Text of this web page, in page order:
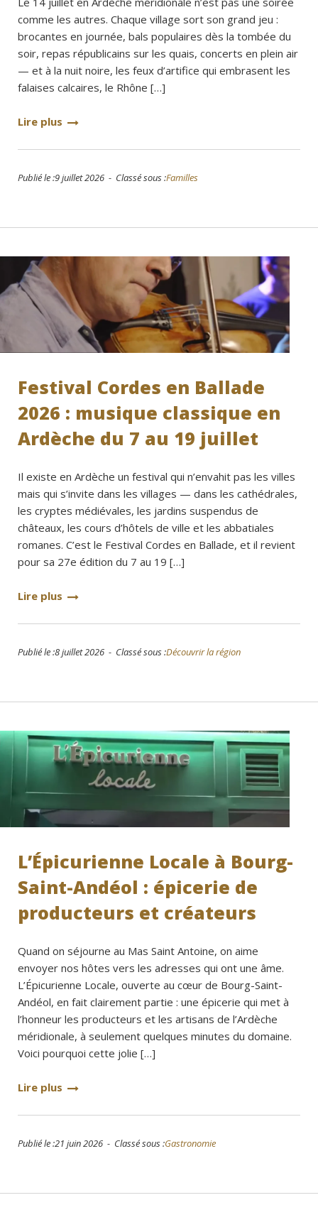
comme les autres. Chaque village sort son grand jeu :
brocantes en journée, bals populaires dès la tombée du
soir, repas républicains sur les quais, concerts en plein air
— et à la nuit noire, les feux d’artifice qui embrasent les
falaises calcaires, le Rhône […]
Lire plus
Publié le :9 juillet 2026 - Classé sous :Familles
Festival Cordes en Ballade
2026 : musique classique en
Ardèche du 7 au 19 juillet
Il existe en Ardèche un festival qui n’envahit pas les villes
mais qui s’invite dans les villages — dans les cathédrales,
les cryptes médiévales, les jardins suspendus de
châteaux, les cours d’hôtels de ville et les abbatiales
romanes. C’est le Festival Cordes en Ballade, et il revient
pour sa 27e édition du 7 au 19 […]
Lire plus
Publié le :8 juillet 2026 - Classé sous :Découvrir la région
L’Épicurienne Locale à Bourg-
Saint-Andéol : épicerie de
producteurs et créateurs
Quand on séjourne au Mas Saint Antoine, on aime
envoyer nos hôtes vers les adresses qui ont une âme.
L’Épicurienne Locale, ouverte au cœur de Bourg-Saint-
Andéol, en fait clairement partie : une épicerie qui met à
l’honneur les producteurs et les artisans de l’Ardèche
méridionale, à seulement quelques minutes du domaine.
Voici pourquoi cette jolie […]
Lire plus
Publié le :21 juin 2026 - Classé sous :Gastronomie